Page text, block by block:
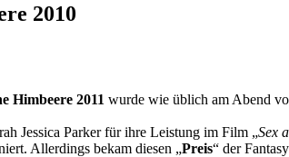
2010
Himbeere 2011 wurde wie üblich am Abend
Jessica Parker für ihre Leistung im Film „Sex
Allerdings bekam diesen „Preis“ der